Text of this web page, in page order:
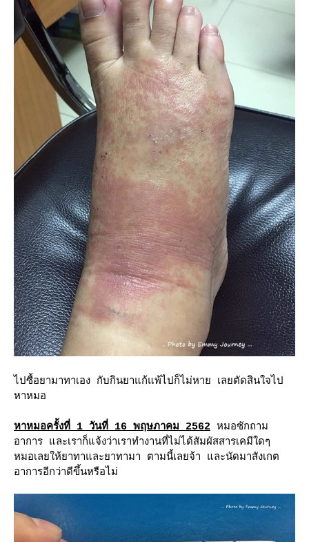
ไปซื้อยามาทาเอง กับกินยาแก้แพ้ไปก็ไม่หาย เลยตัดสินใจไป
หาหมอ
หาหมอครั้งที่ 1 วันที่ 16 พฤษภาคม 2562 หมอซักถาม
อาการ และเราก็แจ้งว่าเราทำงานที่ไม่ได้สัมผัสสารเคมีใดๆ
หมอเลยให้ยาทาและยาทามา ตามนี้เลยจ้า และนัดมาสังเกต
อาการอีกว่าดีขึ้นหรือไม่